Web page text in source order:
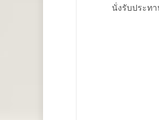
นั่งรับประทา